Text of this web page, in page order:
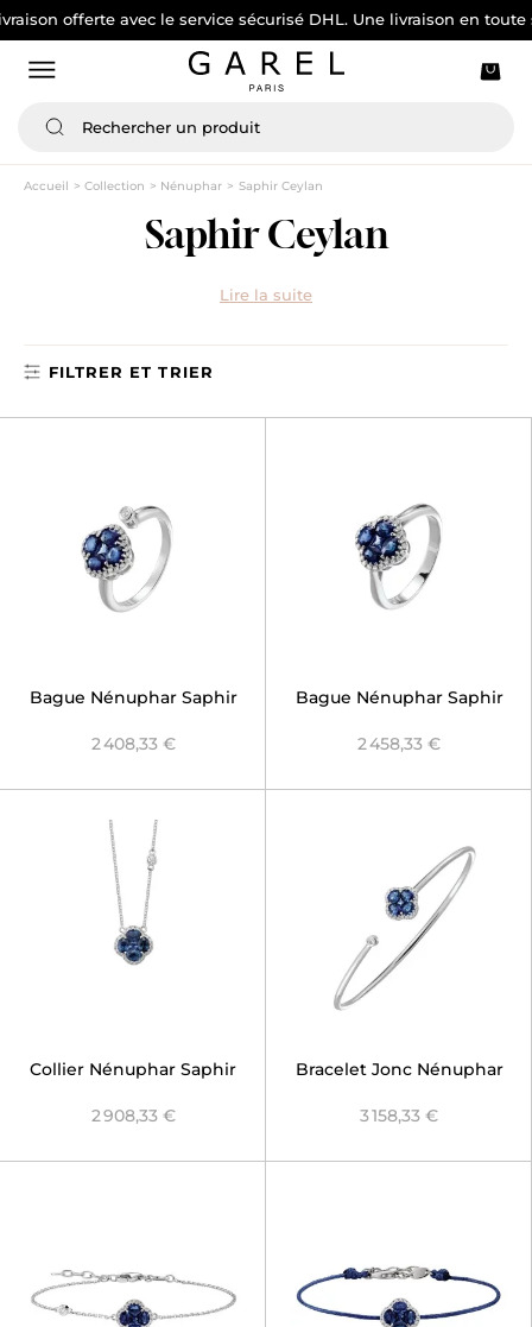
offerte avec le service sécurisé DHL. Une livraison en toute
Accueil Collection Nénuphar Saphir Ceylan
Saphir Ceylan
Lire la suite
FILTRER ET TRIER
Bague Nénuphar Saphir
2 408,33 €
Bague Nénuphar Saphir
2 458,33 €
Collier Nénuphar Saphir
2 908,33 €
Bracelet Jonc Nénuphar
3 158,33 €